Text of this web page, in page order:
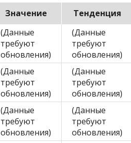
Значение
Тенденция
(Данные
требуют
обновления)
(Данные
требуют
обновления)
(Данные
требуют
обновления)
(Данные
требуют
обновления)
(Данные
требуют
обновления)
(Данные
требуют
обновления)